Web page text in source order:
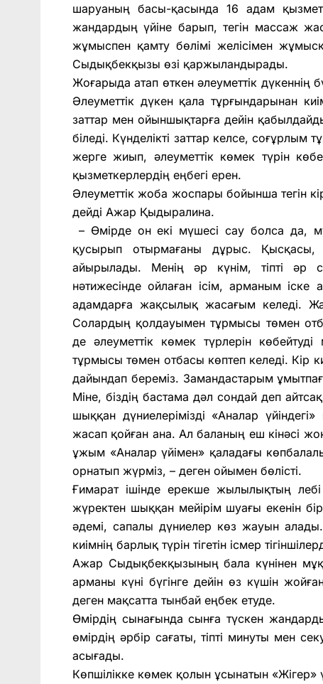
шаруаның басы-қасында 16 адам қызмет
жандардың үйіне барып, тегін массаж
жұмыспен қамту бөлімі желісімен
Сыдықбекқызы өзі қаржыландырады.
Жоғарыда атап өткен әлеуметтік дүкеннің
Әлеуметтік дүкен қала тұрғындарынан
заттар мен ойыншықтарға дейін
біледі. Күнделікті заттар келсе, соғұрлым
жерге жиып, әлеуметтік көмек түрін
қызметкерлердің еңбегі ерен.
Әлеуметтік жоба жоспары бойынша тегін
дейді Ажар Қыдыралина.
– Өмірде он екі мүшесі сау болса да,
қусырып отырмағаны дұрыс. Қысқасы,
айырылады. Менің әр күнім, тіпті әр
нәтижесінде ойлаған ісім, арманым
адамдарға жақсылық жасағым келеді.
Солардың қолдауымен тұрмысы төмен
де әлеуметтік көмек түрлерін көбейтуді
тұрмысы төмен отбасы көптеп келеді. Кір
дайындап береміз. Замандастарым
Міне, біздің бастама дәл сондай деп
шыққан дүниелерімізді «Аналар
жасап қойған ана. Ал баланың еш кінәсі
ұжым «Аналар үйімен» қаладағы
орнатып жүрміз, – деген ойымен бөлісті.
Ғимарат ішінде ерекше жылылықтың
жүректен шыққан мейірім шуағы екенін
әдемі, сапалы дүниелер көз жауын алады.
киімнің барлық түрін тігетін ісмер
Ажар Сыдықбекқызының бала күнінен
арманы күні бүгінге дейін өз күшін
деген мақсатта тынбай еңбек етуде.
Өмірдің сынағында сынға түскен
өмірдің әрбір сағаты, тіпті минуты мен
асығады.
Көпшілікке көмек қолын ұсынатын